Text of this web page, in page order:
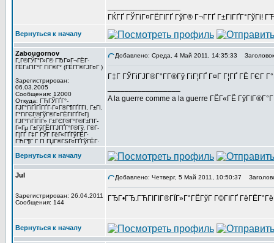
ГЌГҐ ГЎГіГ¤ГЁГІГҐ ГўГ® Г¬Г­ГҐ Г±ГІГҐГ°ГўГі!
Вернуться к началу
Zabougornov
Г„Г®ГЎГ°Г»Г© ГЂГ¤Г¬ГЁГ­
ГЁГ±ГІГ°Г ГІГ®Г° (ГЁГ­Г®ГЈГ¤Г )
Зарегистрирован:
06.03.2005
Сообщения: 12000
Откуда: ГЋГЎГҐГ°-
ГЈГ°ГіГЇГЇГҐГ­-Г¤Г®Г¶ГҐГ­ГІ, Г±ГІ.
Г°ГіГЄГ®ГўГ®Г¤ГЁГІГҐГ«Гј
ГЈГ°ГіГЇГЇГ» Г±ГЄГ®Г°Г®Г±ГІГ­
Г»Гµ Г±ГўГЁГ­ГЈГҐГ°Г®Гў, Г®Г­
Г¦ГҐ Г‡Г ГЎГ ГёГ«ГҐГўГЁГ·
ГЋГ¶Г Г ГІ ГЏГ®ГЅГ«ГҐГўГЁГ·
Добавлено: Среда, 4 Май 2011, 14:35:33
Г‡Г ГЎГіГЈГ®Г°Г­Г®Гў ГіГ¦ГҐ Г¤Г Г¦ГҐ ГЁ ГЄГ
A la guerre comme a la guerre ГЁГ«ГЁ
Вернуться к началу
Jul
Зарегистрирован: 26.04.2011
Сообщения: 144
Добавлено: Четверг, 5 Май 2011, 10:50:37
ГЂГ•ГЂ.ГЋГІГІГ®ГЇГ»Г°ГЁГўГ Г©ГІГҐ
Вернуться к началу